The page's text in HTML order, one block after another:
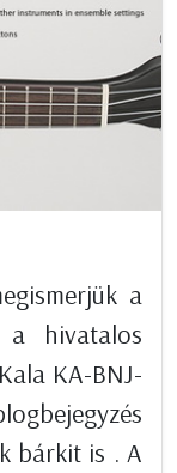
a
a hivatalos
KA-BNJ-
bárkit is . A